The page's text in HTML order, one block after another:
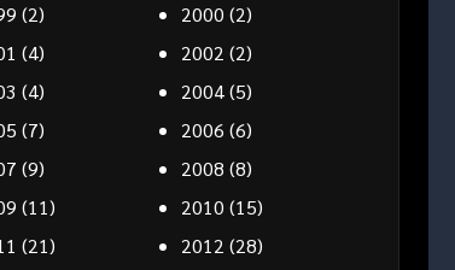
(2) 2000 (2)
(4) 2002 (2)
(4) 2004(5)
(7) 2006 (6)
(9) 2008 (8)
(11) 2010 (15)
(21) 2012 (28)